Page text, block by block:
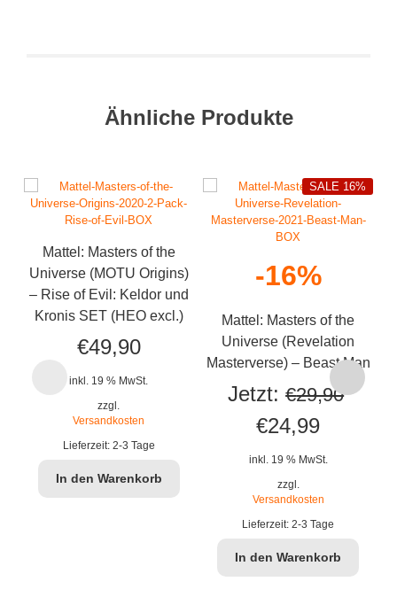
Ähnliche Produkte
Mattel: Masters of the
Universe (MOTU Origins)
– Rise of Evil: Keldor und
Kronis SET (HEO excl.)
€49,90
inkl. 19 % MwSt.
zzgl.
Versandkosten
Lieferzeit: 2-3 Tage
In den Warenkorb
-16%
Mattel: Masters of the
Universe (Revelation
Masterverse) – Beast Man
SALE 16%
Jetzt: €29,90
Ursprünglicher
Preis
war:
€29,90
€24,99
Preis
€24,99.
inkl. 19 % MwSt.
zzgl.
Versandkosten
Lieferzeit:2-3 Tage
In den Warenkorb